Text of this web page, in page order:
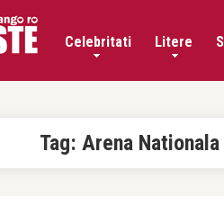
Celebritati Litere
Tag: Arena Nationala